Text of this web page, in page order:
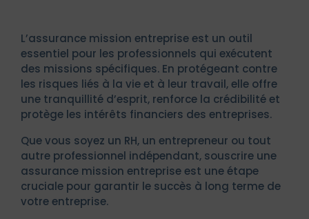
L’assurance mission entreprise est un outil
essentiel pour les professionnels qui exécutent
des missions spécifiques. En protégeant contre
les risques liés à la vie et à leur travail, elle offre
une tranquillité d’esprit, renforce la crédibilité et
protège les intérêts financiers des entreprises.
Que vous soyez un RH, un entrepreneur ou tout
autre professionnel indépendant, souscrire une
assurance mission entreprise est une étape
cruciale pour garantir le succès à long terme de
votre entreprise.